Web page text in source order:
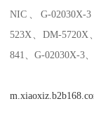
NIC、G-
523X、DM-5720X
841、G-02030X-3